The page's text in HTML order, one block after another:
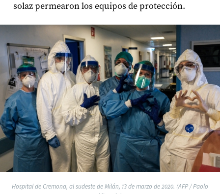
solaz permearon los equipos de protección.
Hospital de Cremona, al sudeste de Milán, 13 de marzo de 2020. (AFP / Paolo